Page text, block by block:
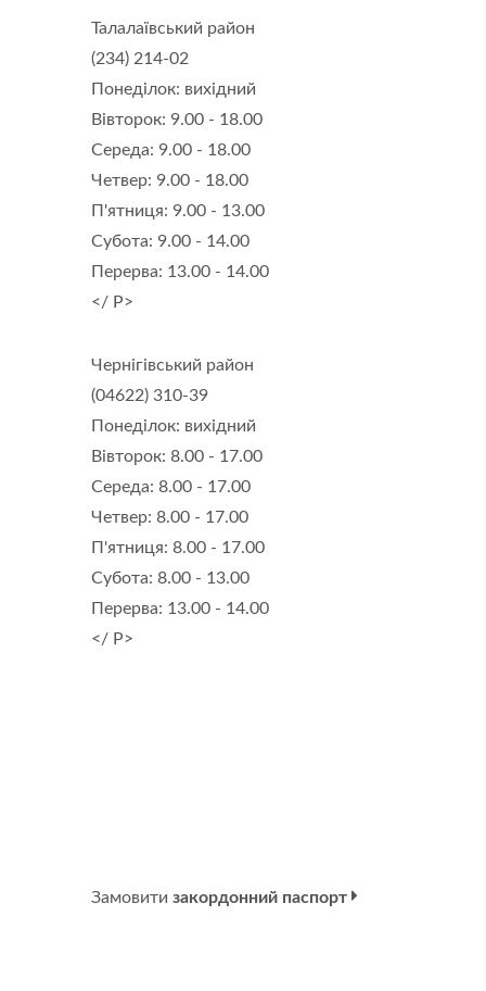
Талалаївський район
(234) 214-02
Понеділок: вихідний
Вівторок: 9.00 - 18.00
Середа: 9.00 - 18.00
Четвер: 9.00 - 18.00
П'ятниця: 9.00 - 13.00
Субота: 9.00 - 14.00
Перерва: 13.00 - 14.00
</ P>
Чернігівський район
(04622) 310-39
Понеділок: вихідний
Вівторок: 8.00 - 17.00
Середа: 8.00 - 17.00
Четвер: 8.00 - 17.00
П'ятниця: 8.00 - 17.00
Субота: 8.00 - 13.00
Перерва: 13.00 - 14.00
</ P>
Замовити закордонний паспорт